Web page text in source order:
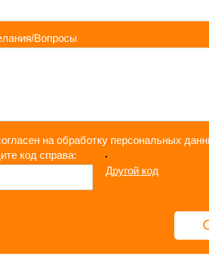
Вопросы
на обработку персональных
код справа:
Другой код